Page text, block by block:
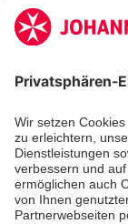
Die
des